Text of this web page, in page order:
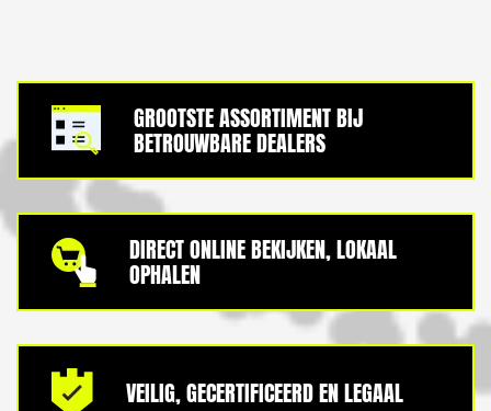
GROOTSTE ASSORTIMENT BIJ
BETROUWBARE DEALERS
DIRECT ONLINE BEKIJKEN, LOKAAL
OPHALEN
VEILIG, GECERTIFICEERD EN LEGAAL